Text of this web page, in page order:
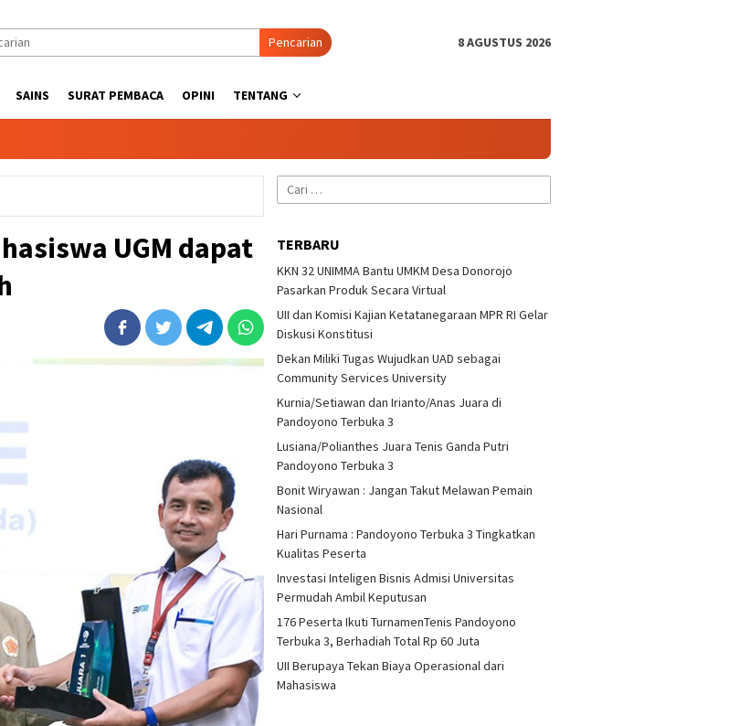
Pencarian 8 AGUSTUS 2026
SAINS SURAT PEMBACA OPINI TENTANG
UGM dapat
Cari
untuk:
TERBARU
KKN 32 UNIMMA Bantu UMKM Desa Donorojo
Pasarkan Produk Secara Virtual
UII dan Komisi Kajian Ketatanegaraan MPR RI Gelar
Diskusi Konstitusi
Dekan Miliki Tugas Wujudkan UAD sebagai
Community Services University
Kurnia/Setiawan dan Irianto/Anas Juara di
Pandoyono Terbuka 3
Lusiana/Polianthes Juara Tenis Ganda Putri
Pandoyono Terbuka 3
Bonit Wiryawan : Jangan Takut Melawan Pemain
Nasional
Hari Purnama : Pandoyono Terbuka 3 Tingkatkan
Kualitas Peserta
Investasi Inteligen Bisnis Admisi Universitas
Permudah Ambil Keputusan
176 Peserta Ikuti TurnamenTenis Pandoyono
Terbuka 3, Berhadiah Total Rp 60 Juta
UII Berupaya Tekan Biaya Operasional dari
Mahasiswa